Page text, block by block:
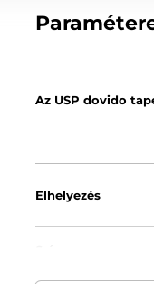
Az USP dovido
Elhelyezés